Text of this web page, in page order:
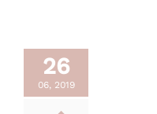
26
06, 2019